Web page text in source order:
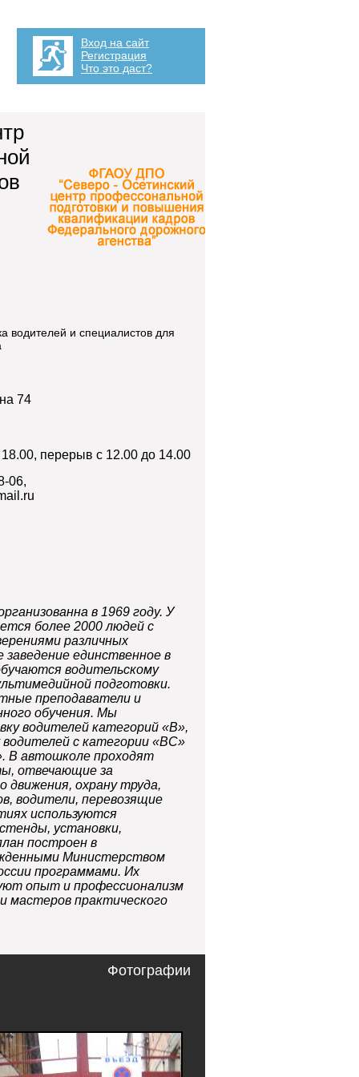
Вход на сайт
Регистрация
Что это даст?
водителей и специалистов для
74
перерыв с 12.00 до 14.00
06,
в 1969 году. У
более 2000 людей с
различных
единственное в
водительскому
подготовки.
преподаватели и
обучения. Мы
водителей категорий «В»,
с категории «ВС»
В автошколе проходят
отвечающие за
движения, охрану труда,
водители, перевозящие
используются
установки,
построен в
Министерством
программами. Их
опыт и профессионализм
мастеров практического
Фотографии